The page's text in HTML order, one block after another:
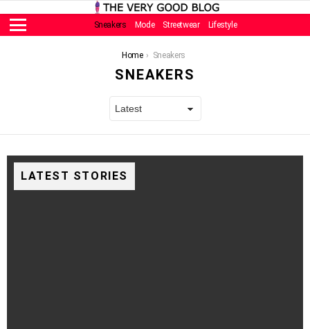
Menu
Sneakers Mode Streetwear Lifestyle
Home Sneakers
SNEAKERS
LATEST STORIES